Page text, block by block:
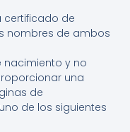
certificado de
nombres de ambos
nacimiento y no
una
de
de los siguientes